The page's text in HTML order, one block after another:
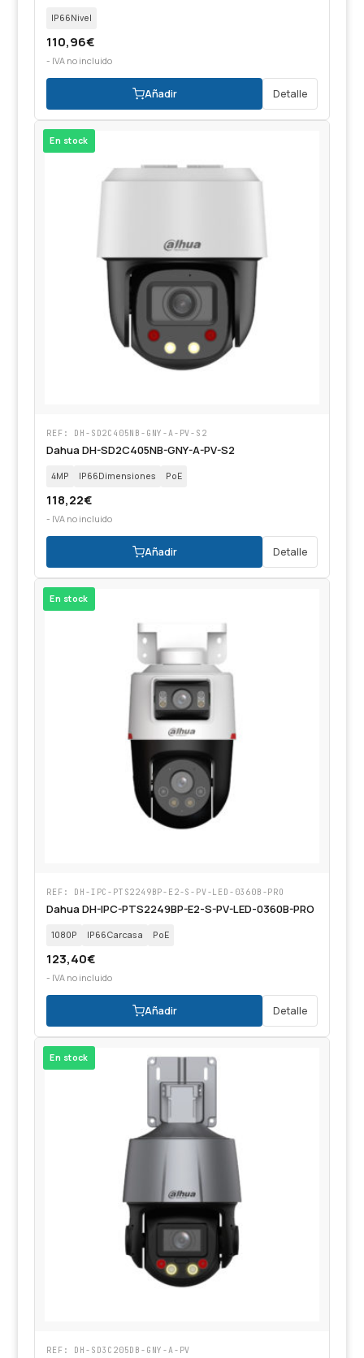
IP66Nivel
110,96€
- IVA no incluido
Añadir Detalle
En stock
REF: DH-SD2C405NB-GNY-A-PV-S2
Dahua DH-SD2C405NB-GNY-A-PV-S2
4MP IP66Dimensiones PoE
118,22€
- IVA no incluido
Añadir Detalle
En stock
REF: DH-IPC-PTS2249BP-E2-S-PV-LED-0360B-PRO
Dahua DH-IPC-PTS2249BP-E2-S-PV-LED-0360B-PRO
1080P IP66Carcasa PoE
123,40€
- IVA no incluido
Añadir Detalle
En stock
REF: DH-SD3C205DB-GNY-A-PV